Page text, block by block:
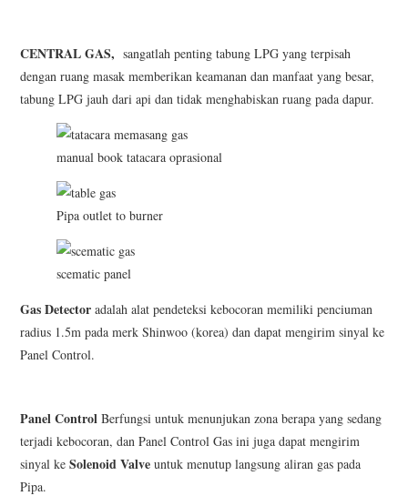
CENTRAL GAS, sangatlah penting tabung LPG yang terpisah
dengan ruang masak memberikan keamanan dan manfaat yang besar,
tabung LPG jauh dari api dan tidak menghabiskan ruang pada dapur.
manual book tatacara oprasional
Pipa outlet to burner
scematic panel
Gas Detector adalah alat pendeteksi kebocoran memiliki penciuman
radius 1.5m pada merk Shinwoo (korea) dan dapat mengirim sinyal ke
Panel Control.
Panel Control Berfungsi untuk menunjukan zona berapa yang sedang
terjadi kebocoran, dan Panel Control Gas ini juga dapat mengirim
sinyal ke Solenoid Valve untuk menutup langsung aliran gas pada
Pipa.